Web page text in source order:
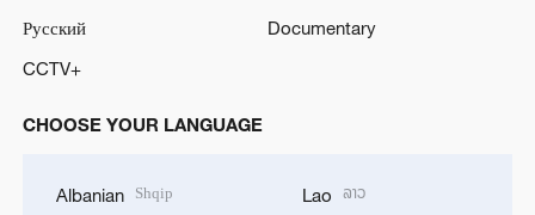
Русский
Documentary
CCTV+
CHOOSE YOUR LANGUAGE
Albanian Shqip Lao ລາວ